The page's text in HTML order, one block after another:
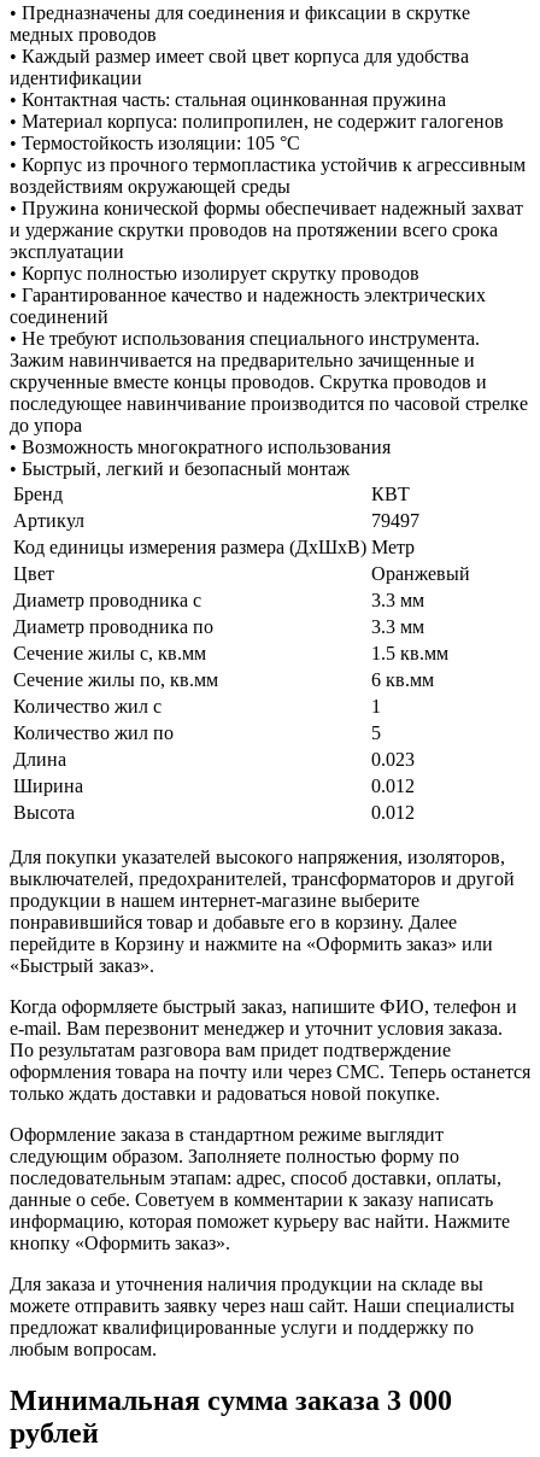
• Предназначены для соединения и фиксации в скрутке
медных проводов
• Каждый размер имеет свой цвет корпуса для удобства
идентификации
• Контактная часть: стальная оцинкованная пружина
• Материал корпуса: полипропилен, не содержит галогенов
• Термостойкость изоляции: 105 °C
• Корпус из прочного термопластика устойчив к агрессивным
воздействиям окружающей среды
• Пружина конической формы обеспечивает надежный захват
и удержание скрутки проводов на протяжении всего срока
эксплуатации
• Корпус полностью изолирует скрутку проводов
• Гарантированное качество и надежность электрических
соединений
• Не требуют использования специального инструмента.
Зажим навинчивается на предварительно зачищенные и
скрученные вместе концы проводов. Скрутка проводов и
последующее навинчивание производится по часовой стрелке
до упора
• Возможность многократного использования
• Быстрый, легкий и безопасный монтаж
Бренд
КВТ
Артикул
79497
Код единицы измерения размера (ДхШхВ) Метр
Цвет
Оранжевый
Диаметр проводника с
3.3 мм
Диаметр проводника по
3.3 мм
Сечение жилы с, кв.мм
1.5 кв.мм
Сечение жилы по, кв.мм
6 кв.мм
Количество жил с
1
Количество жил по
5
Длина
0.023
Ширина
0.012
Высота
0.012
Для покупки указателей высокого напряжения, изоляторов,
выключателей, предохранителей, трансформаторов и другой
продукции в нашем интернет-магазине выберите
понравившийся товар и добавьте его в корзину. Далее
перейдите в Корзину и нажмите на «Оформить заказ» или
«Быстрый заказ».
Когда оформляете быстрый заказ, напишите ФИО, телефон и
e-mail. Вам перезвонит менеджер и уточнит условия заказа.
По результатам разговора вам придет подтверждение
оформления товара на почту или через СМС. Теперь останется
только ждать доставки и радоваться новой покупке.
Оформление заказа в стандартном режиме выглядит
следующим образом. Заполняете полностью форму по
последовательным этапам: адрес, способ доставки, оплаты,
данные о себе. Советуем в комментарии к заказу написать
информацию, которая поможет курьеру вас найти. Нажмите
кнопку «Оформить заказ».
Для заказа и уточнения наличия продукции на складе вы
можете отправить заявку через наш сайт. Наши специалисты
предложат квалифицированные услуги и поддержку по
любым вопросам.
Минимальная сумма заказа 3 000
рублей